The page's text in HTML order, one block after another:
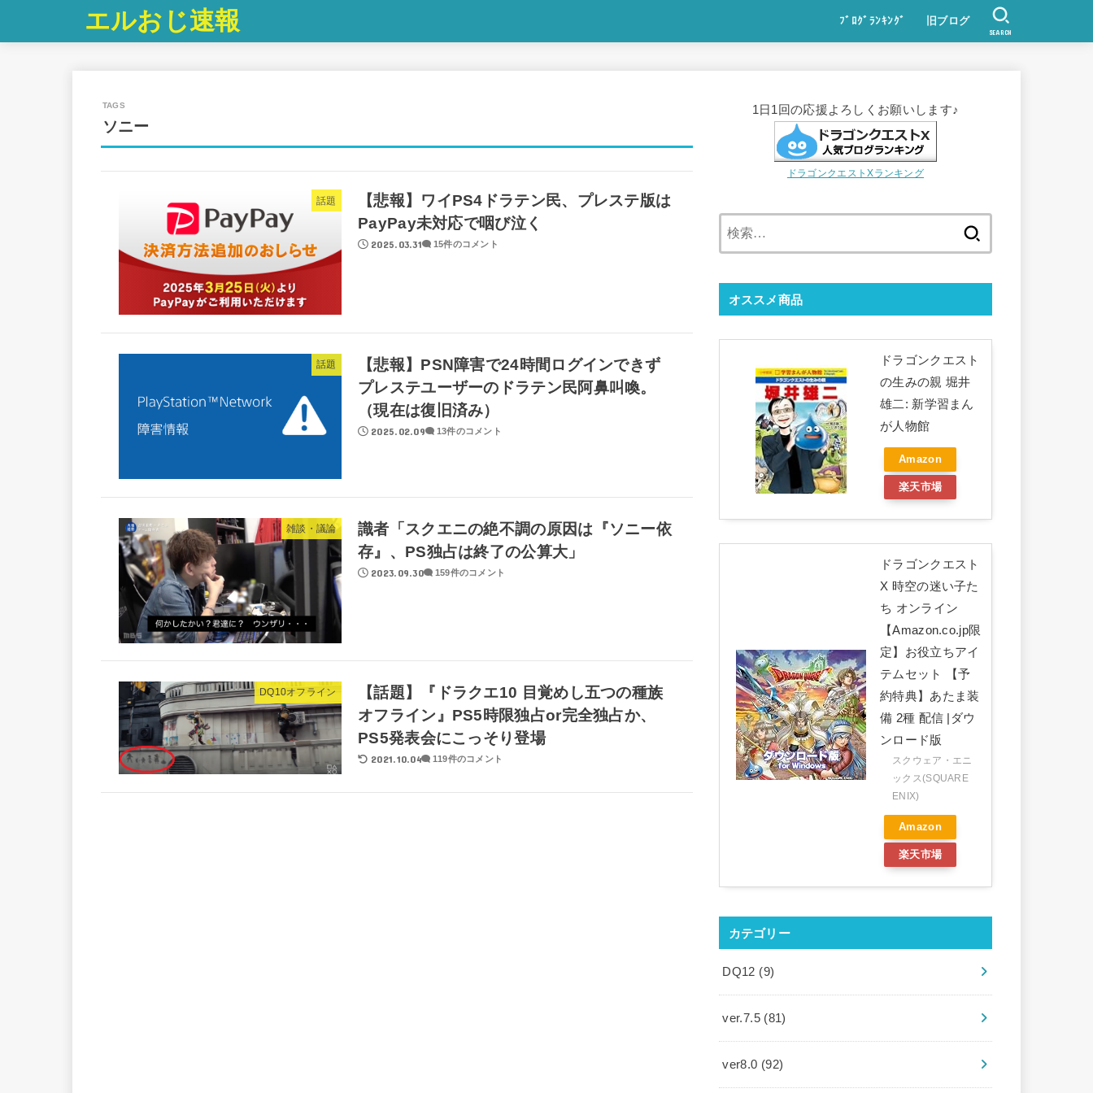
エルおじ速報 ﾌﾞﾛｸﾞﾗﾝｷﾝｸﾞ 旧ブログ
SEARCH
ソニー
話題
【悲報】ワイPS4ドラテン民、プレステ版は
PayPay未対応で咽び泣く
2025.03.31 15件のコメント
話題
【悲報】PSN障害で24時間ログインできず
プレステユーザーのドラテン民阿鼻叫喚。
（現在は復旧済み）
2025.02.09 13件のコメント
雑談・議論
識者「スクエニの絶不調の原因は『ソニー依
存』、PS独占は終了の公算大」
2023.09.30 159件のコメント
DQ10オフライン
【話題】『ドラクエ10 目覚めし五つの種族
オフライン』PS5時限独占or完全独占か、
PS5発表会にこっそり登場
2021.10.04 119件のコメント
1日1回の応援よろしくお願いします♪
ドラゴンクエストXランキング
オススメ商品
ドラゴンクエスト
の生みの親 堀井
雄二: 新学習まん
が人物館
Amazon
楽天市場
ドラゴンクエスト
X 時空の迷い子た
ち オンライン
【Amazon.co.jp限
定】お役立ちアイ
テムセット 【予
約特典】あたま装
備 2種 配信 |ダウ
ンロード版
スクウェア・エニ
ックス(SQUARE
ENIX)
Amazon
楽天市場
カテゴリー
DQ12 (9)
ver.7.5 (81)
ver8.0 (92)